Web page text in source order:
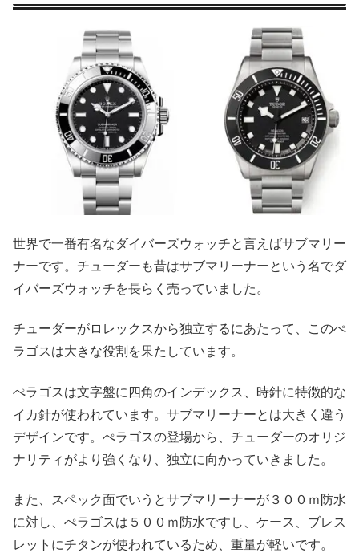
世界で一番有名なダイバーズウォッチと言えばサブマリー
ナーです。チューダーも昔はサブマリーナーという名でダ
イバーズウォッチを長らく売っていました。
チューダーがロレックスから独立するにあたって、このぺ
ラゴスは大きな役割を果たしています。
ぺラゴスは文字盤に四角のインデックス、時針に特徴的な
イカ針が使われています。サブマリーナーとは大きく違う
デザインです。ぺラゴスの登場から、チューダーのオリジ
ナリティがより強くなり、独立に向かっていきました。
また、スペック面でいうとサブマリーナーが３００ｍ防水
に対し、ぺラゴスは５００ｍ防水ですし、ケース、ブレス
レットにチタンが使われているため、重量が軽いです。